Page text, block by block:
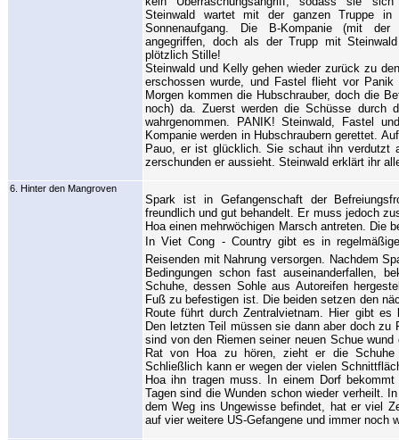
Steinwald wartet mit der ganzen Truppe in
Sonnenaufgang. Die B-Kompanie (mit
angegriffen, doch als der Trupp mit
plötzlich Stille!
Steinwald und Kelly gehen wieder zurück zu
erschossen wurde, und Fastel flieht vor
Morgen kommen die Hubschrauber, doch die
noch) da. Zuerst werden die Schüsse durch
wahrgenommen. PANIK! Steinwald, Fastel
Kompanie werden in Hubschraubern gerettet.
Pauo, er ist glücklich. Sie schaut ihn verdutzt
zerschunden er aussieht. Steinwald erklärt ihr
6. Hinter den Mangroven
Spark ist in Gefangenschaft der
freundlich und gut behandelt. Er muss jedoch
Hoa einen mehrwöchigen Marsch antreten. Die
In Viet Cong - Country gibt es in
Reisenden mit Nahrung versorgen. Nachdem
Bedingungen schon fast auseinanderfallen,
Schuhe, dessen Sohle aus Autoreifen
Fuß zu befestigen ist. Die beiden setzen den
Route führt durch Zentralvietnam. Hier gibt es
Den letzten Teil müssen sie dann aber doch zu
sind von den Riemen seiner neuen Schue
Rat von Hoa zu hören, zieht er die
Schließlich kann er wegen der vielen
Hoa ihn tragen muss. In einem Dorf
Tagen sind die Wunden schon wieder verheilt.
dem Weg ins Ungewisse befindet, hat er viel
auf vier weitere US-Gefangene und immer noch